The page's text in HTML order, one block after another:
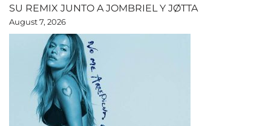
SU REMIX JUNTO A JOMBRIEL Y JØTTA
August 7, 2026